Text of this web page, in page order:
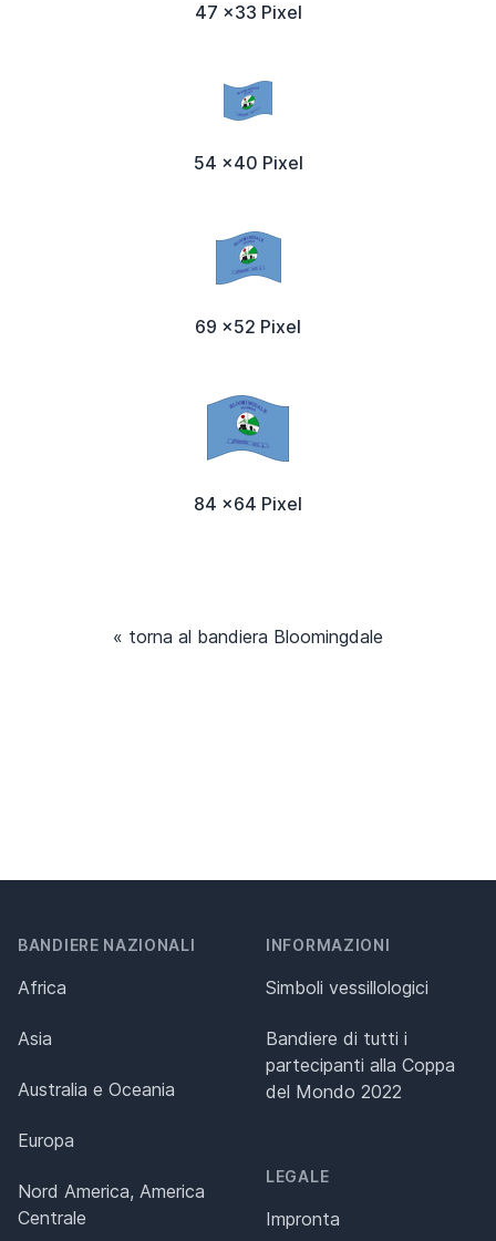
47 x33 Pixel
54 x40 Pixel
69 x52 Pixel
84 x64 Pixel
« torna al bandiera Bloomingdale
BANDIERE NAZIONALI
Africa
Asia
Australia e Oceania
Europa
Nord America, America
Centrale
INFORMAZIONI
Simboli vessillologici
Bandiere di tutti i
partecipanti alla Coppa
del Mondo 2022
LEGALE
Impronta